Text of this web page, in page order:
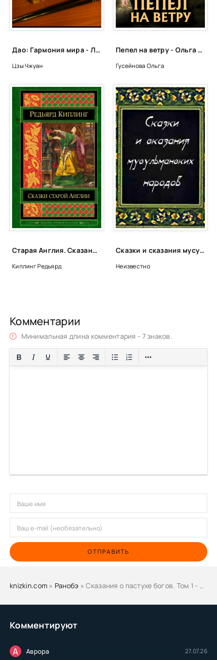
Комментируют
А Аврора 27.07.26
Дао: Гармония мира - Лао Цзы
Цзы Чжуан
Пепел на ветру - Ольга Гусейнова
Гусейнова Ольга
Старая Англия. Сказания и легенды - Редьярд Киплинг
Киплинг Редьярд
Сказки и сказания мусульманских народов
Неизвестно
Комментарии
Минимальная длина комментария - 7 знаков.
ОТПРАВИТЬ
knizkin.com » Ранобэ » Сказания о пастухе богов. Том 1 - Zhu Zai